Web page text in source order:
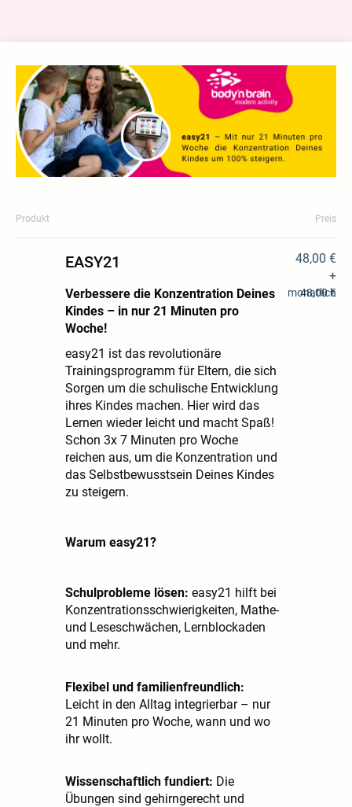
Produkt Preis
EASY21
Verbessere die Konzentration Deines
Kindes – in nur 21 Minuten pro
Woche!
easy21 ist das revolutionäre
Trainingsprogramm für Eltern, die sich
Sorgen um die schulische Entwicklung
ihres Kindes machen. Hier wird das
Lernen wieder leicht und macht Spaß!
Schon 3x 7 Minuten pro Woche
reichen aus, um die Konzentration und
das Selbstbewusstsein Deines Kindes
zu steigern.
Warum easy21?
Schulprobleme lösen: easy21 hilft bei
Konzentrationsschwierigkeiten, Mathe-
und Leseschwächen, Lernblockaden
und mehr.
Flexibel und familienfreundlich:
Leicht in den Alltag integrierbar – nur
21 Minuten pro Woche, wann und wo
ihr wollt.
Wissenschaftlich fundiert: Die
Übungen sind gehirngerecht und
48,00 €
+
48,00 €
monatlich